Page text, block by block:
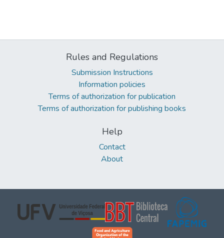
Rules and Regulations
Submission Instructions
Information policies
Terms of authorization for publication
Terms of authorization for publishing books
Help
Contact
About